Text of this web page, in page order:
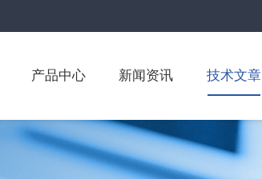
产品中心 新闻资讯 技术文章